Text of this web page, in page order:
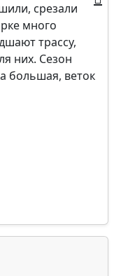
срезали
много
трассу,
них. Сезон
большая, веток